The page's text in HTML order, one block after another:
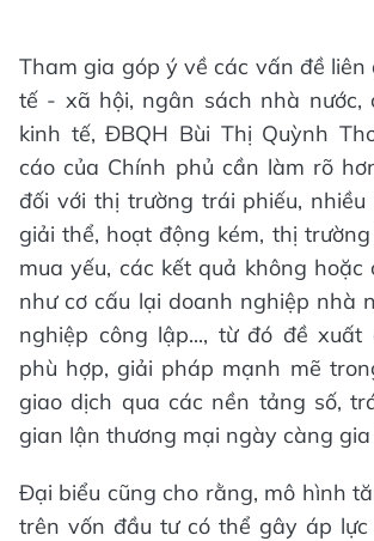
Tham gia góp ý về các vấn đề liên
tế - xã hội, ngân sách nhà nước,
kinh tế, ĐBQH Bùi Thị Quỳnh
cáo của Chính phủ cần làm rõ
đối với thị trường trái phiếu, nhiều
giải thể, hoạt động kém, thị
mua yếu, các kết quả không hoặc
như cơ cấu lại doanh nghiệp nhà
nghiệp công lập..., từ đó đề xuất
phù hợp, giải pháp mạnh mẽ
giao dịch qua các nền tảng số,
gian lận thương mại ngày càng
Đại biểu cũng cho rằng, mô hình
trên vốn đầu tư có thể gây áp